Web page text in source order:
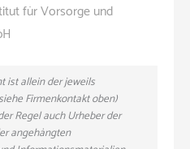
für Vorsorge und
ist allein der jeweils
Firmenkontakt oben)
Regel auch Urheber der
angehängten